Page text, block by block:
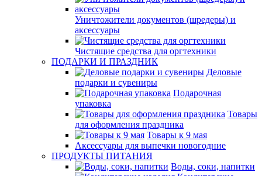
Уничтожители документов (шредеры) и
аксессуары
Чистящие средства для оргтехники
ПОДАРКИ И ПРАЗДНИК
Деловые
подарки и сувениры
Подарочная
упаковка
Товары
для оформления праздника
Товары к 9 мая
Аксессуары для выпечки новогодние
ПРОДУКТЫ ПИТАНИЯ
Воды, соки, напитки